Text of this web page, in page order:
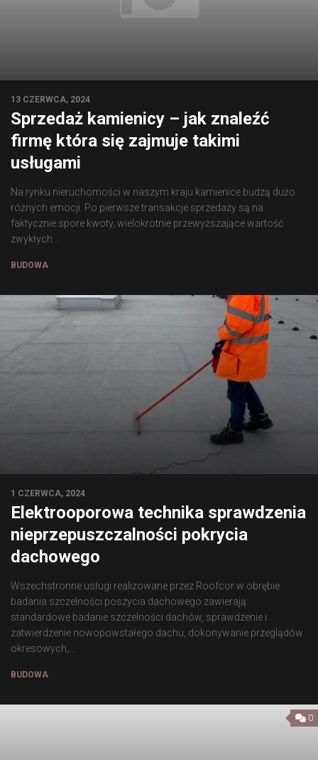
13 CZERWCA, 2024
Sprzedaż kamienicy – jak znaleźć
firmę która się zajmuje takimi
usługami
Na rynku nieruchomości w naszym kraju kamienice budzą dużo
różnych emocji. Po pierwsze transakcje sprzedaży są na
faktycznie spore kwoty, wielokrotnie przewyższające wartość
zwykłych...
BUDOWA
1 CZERWCA, 2024
Elektrooporowa technika sprawdzenia
nieprzepuszczalności pokrycia
dachowego
Wszechstronne usługi realizowane przez Roofcor w obrębie
badania szczelności poszycia dachowego zawierają:
standardowe badanie szczelności dachów, sprawdzenie i
zatwierdzenie nowopowstałego dachu, dokonywanie przeglądów
okresowych,...
BUDOWA
0